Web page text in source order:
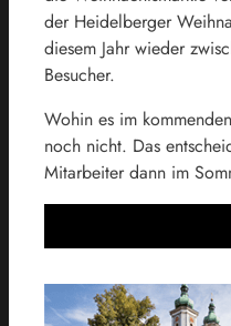
der Heidelberger
diesem Jahr wieder
Besucher.
Wohin es im
noch nicht. Das
Mitarbeiter dann im